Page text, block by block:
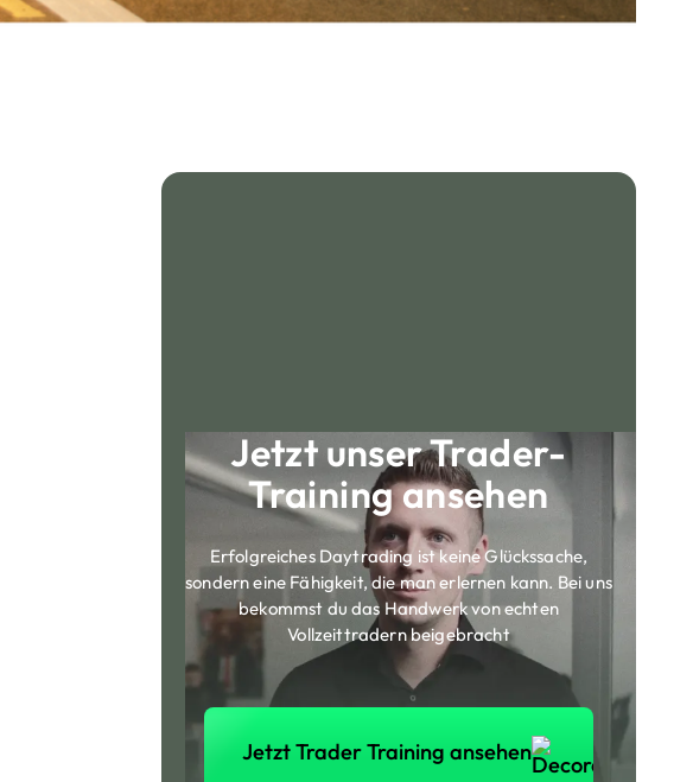
Jetzt unser Trader-
Training ansehen
Erfolgreiches Daytrading ist keine Glückssache,
sondern eine Fähigkeit, die man erlernen kann. Bei uns
bekommst du das Handwerk von echten
Vollzeittradern beigebracht
Jetzt Trader Training ansehen
Jetzt Trader Training ansehen